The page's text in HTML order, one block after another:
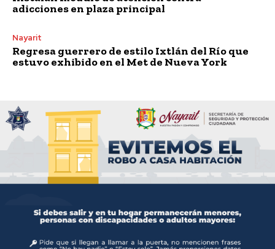
adicciones en plaza principal
Nayarit
Regresa guerrero de estilo Ixtlán del Río que
estuvo exhibido en el Met de Nueva York